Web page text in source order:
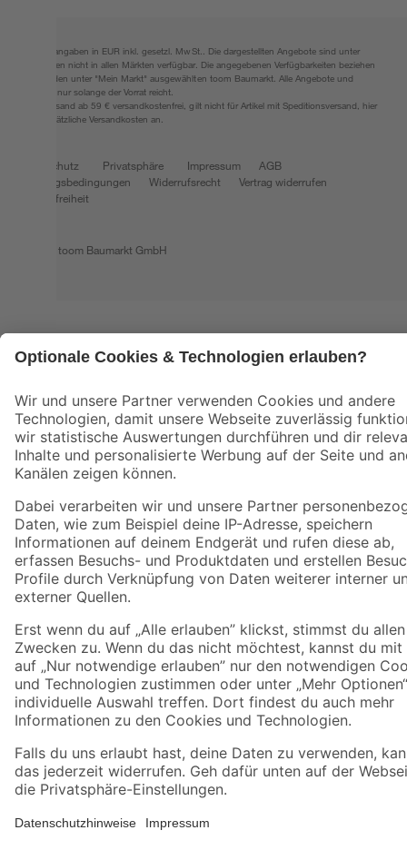
Alle Preisangaben in EUR inkl. gesetzl. MwSt.. Die dargestellten Angebote sind unter
Umständen nicht in allen Märkten verfügbar. Die angegebenen Verfügbarkeiten beziehen
sich auf den unter "Mein Markt" ausgewählten toom Baumarkt. Alle Angebote und
Produkte nur solange der Vorrat reicht.
*Paketversand ab 59 € versandkostenfrei, gilt nicht für Artikel mit Speditionsversand, hier
fallen zusätzliche Versandkosten an.
Datenschutz Privatsphäre Impressum
AGB
Nutzungsbedingungen
Widerrufsrecht
Vertrag widerrufen
Barrierefreiheit
© 2026 toom Baumarkt GmbH